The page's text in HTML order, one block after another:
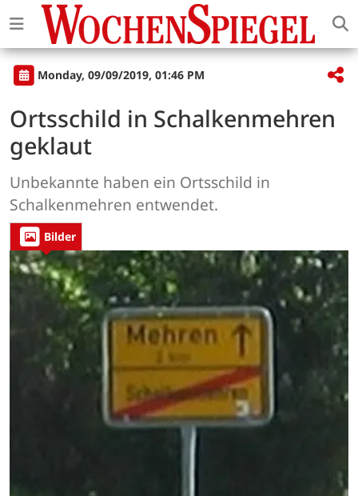
Monday, 09/09/2019, 01:46 PM
Ortsschild in Schalkenmehren
geklaut
Unbekannte haben ein Ortsschild in
Schalkenmehren entwendet.
Bilder